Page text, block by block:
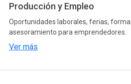
Producción y Empleo
Oportunidades laborales, ferias,
asesoramiento para emprendedores.
Ver más